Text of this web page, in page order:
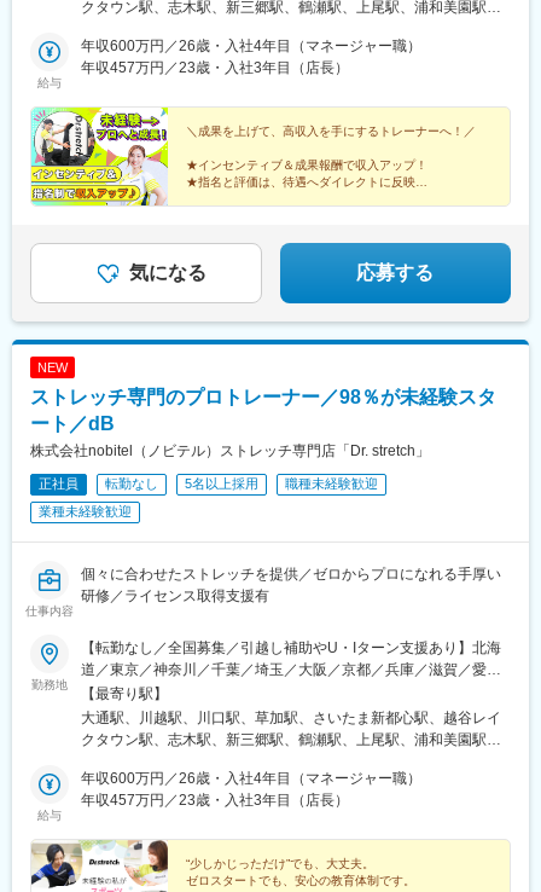
由が丘・幡ヶ谷 ・下高井戸・学芸大学・三軒茶屋・中目黒・下北
沢・千歳烏山・恵比寿・BINO御徒町・八王子・月島・ヨドバシ
口・ひばりが丘パルコ・仙川・練馬└神奈川：武蔵小杉・元住
吉・上大岡京急└千葉：イオンモール成田└兵庫：神戸元町・三宮
トアロード・三宮・デュオこうべ・ニッケパークタウン加古川・
姫路・イオンモール神戸北└広島：広島本通・ゆめタウン広島└岡
山：イオンモール岡山・倉敷天満屋※受動喫煙対策：施設内禁煙
クタウン駅、志木駅、新三郷駅、鶴瀬駅、上尾駅、浦和美園駅、
荻窪駅、高田馬場駅、吉祥寺駅、池袋駅、渋谷駅、錦糸町駅、亀
戸駅、東京駅、新宿駅(東京メトロ)、南大沢駅、宝町駅(東京都)、
駅、飯田橋駅、蒲田駅、御茶ノ水駅、門前仲町駅、有明テニスの
森駅、神田駅(東京都)、六本木駅、木場駅(東京都)、有楽町駅、新
宿西口駅、日本橋駅(東京都)、高円寺駅、町田駅、東中野駅、虎ノ
門ヒルズ駅、新宿三丁目駅、麹町駅、成城学園前駅、五反田駅、
二子玉川駅、亀有駅、西大島駅、大森駅(東京都)、大塚駅(東京
茅ケ崎駅、みなとみらい駅、新百合ケ丘駅、平塚駅、橋本駅(神奈
川県)、二俣川駅、中央林間駅、石川町駅、ゆめが丘駅、藤沢駅、
日吉駅(神奈川県)、東戸塚駅、モレラ岐阜駅、美濃青柳駅、名鉄名
六名駅、瀬田駅(滋賀県)、東寺駅、京都河原町駅、北大路駅、西院
駅(阪急線)、高の原駅、大阪難波駅、西梅田駅、大阪上本町駅、樟
葉駅、近鉄日本橋駅、十三駅、なんば駅(南海線)、近鉄八尾駅、大
阪阿部野橋駅、東梅田駅、なんば駅(地下鉄)、横堤駅、大日駅、心
斎橋駅、北花田駅、大阪梅田駅(阪急線)、大阪梅田駅(阪神線)、河
内天美駅、京橋駅(大阪府)、天満橋駅、阿倍野駅(地下鉄)、淀屋橋
駅、千里中央駅(北大阪急行)、長堀橋駅、大阪駅、堺東駅、岡田浦
大前駅、御影駅(兵庫県・阪神線)、尼崎駅(東海道本線)、西宮北口
駅、博多駅、西新駅、酒殿駅、西鉄福岡駅、天神駅、福間駅、天
駅、和泉中央駅、自由が丘駅、幡ケ谷駅、下高井戸駅、学芸大学
駅、三軒茶屋駅、中目黒駅、下北沢駅、武蔵小杉駅、みなと元町
駅、千歳烏山駅、旧居留地・大丸前駅、元住吉駅、三宮・花時計
前駅、神戸駅(兵庫県)、加古川駅、恵比寿駅、御徒町駅、八王子
駅、山陽姫路駅、月島駅、立町駅、岡山駅、秋葉原駅、皆実町二
丁目駅、後楽園駅、ひばりケ丘駅(東京都)、倉敷駅、道場南口駅、
仙川駅、上大岡駅、練馬駅、成田駅、七道駅、鳩ケ谷駅、東札幌
駅、西４丁目駅、本川越駅、赤坂駅(東京都)、西早稲田駅、都電雑
司ケ谷駅、神泉駅、住吉駅(東京都)、亀戸水神駅、京橋駅(東京
田駅、新御茶ノ水駅、越中島駅、国際展示場駅、淡路町駅、六本
木一丁目駅、乃木坂駅、井の頭公園駅、銀座駅、西武新宿駅、三
給与
年収600万円／26歳・入社4年目（マネージャー職）
年収457万円／23歳・入社3年目（店長）
＼成果を上げて、高収入を手にするトレーナーへ！／
★インセンティブ＆成果報酬で収入アップ！
★指名と評価は、待遇へダイレクトに反映
気になる 応募する
NEW
ストレッチ専門のプロトレーナー／98％が未経験スタ
ート／dB
株式会社nobitel（ノビテル）ストレッチ専門店「Dr. stretch」
正社員 転勤なし 5名以上採用
職種未経験歓迎
業種未経験歓迎
仕事内容
個々に合わせたストレッチを提供／ゼロからプロになれる手厚い
研修／ライセンス取得支援有
勤務地
【転勤なし／全国募集／引越し補助やU・Iターン支援あり】北海
道／東京／神奈川／千葉／埼玉／大阪／京都／兵庫／滋賀／愛知
／岐阜／福岡／広島／岡山＜新店舗続々オープン＞愛知、東京、
埼玉、大阪など◎勤務地の希望考慮◎U・Iターン歓迎◎引っ越し
手当（上限35万円まで）※規定あり※以下店舗への配属の場合は、
由が丘・幡ヶ谷 ・下高井戸・学芸大学・三軒茶屋・中目黒・下北
沢・千歳烏山・恵比寿・BINO御徒町・八王子・月島・ヨドバシ
口・ひばりが丘パルコ・仙川・練馬└神奈川：武蔵小杉・元住
吉・上大岡京急└千葉：イオンモール成田└兵庫：神戸元町・三宮
トアロード・三宮・デュオこうべ・ニッケパークタウン加古川・
【最寄り駅】
大通駅、川越駅、川口駅、草加駅、さいたま新都心駅、越谷レイ
クタウン駅、志木駅、新三郷駅、鶴瀬駅、上尾駅、浦和美園駅、
田馬場駅、吉祥寺駅、池袋駅、渋谷駅、錦糸町駅、亀戸駅、東京
駅、新宿駅(東京メトロ)、南大沢駅、宝町駅(東京都)、四谷三丁目
駅、蒲田駅、御茶ノ水駅、門前仲町駅、有明テニスの森駅、神田
駅(東京都)、六本木駅、木場駅(東京都)、有楽町駅、新宿西口駅、
給与
年収600万円／26歳・入社4年目（マネージャー職）
年収457万円／23歳・入社3年目（店長）
“少しかじっただけ”でも、大丈夫。
ゼロスタートでも、安心の教育体制です。